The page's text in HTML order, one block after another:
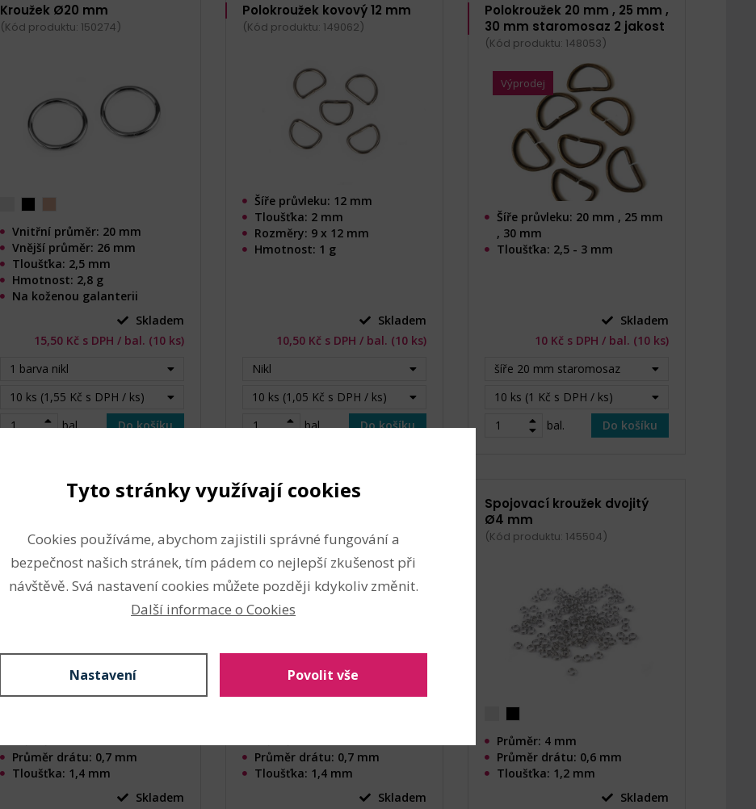
Kroužek Ø20 mm
(Kód produktu: 150274)
Vnitřní průměr: 20 mm
Vnější průměr: 26 mm
Tloušťka: 2,5 mm
Hmotnost: 2,8 g
Na koženou galanterii
Skladem
15,50 Kč s DPH / bal. (10 ks)
1 barva nikl
10 ks (1,55 Kč s DPH / ks)
bal.
Do košíku
Polokroužek kovový 12 mm
(Kód produktu: 149062)
Šíře průvleku: 12 mm
Tloušťka: 2 mm
Rozměry: 9 x 12 mm
Hmotnost: 1 g
Skladem
10,50 Kč s DPH / bal. (10 ks)
Nikl
10 ks (1,05 Kč s DPH / ks)
bal.
Do košíku
Polokroužek 20 mm , 25 mm ,
30 mm staromosaz 2 jakost
(Kód produktu: 148053)
Výprodej
Šíře průvleku: 20 mm , 25 mm
, 30 mm
Tloušťka: 2,5 - 3 mm
Skladem
10 Kč s DPH / bal. (10 ks)
šíře 20 mm staromosaz
10 ks (1 Kč s DPH / ks)
bal.
Do košíku
Spojovací kroužek dvojitý
(Kód produktu: 145506)
Průměr drátu: 0,7 mm
Tloušťka: 1,4 mm
Skladem
Spojovací kroužek dvojitý
(Kód produktu: 145507)
Průměr drátu: 0,7 mm
Tloušťka: 1,4 mm
Skladem
Spojovací kroužek dvojitý
Ø4 mm
(Kód produktu: 145504)
Průměr: 4 mm
Průměr drátu: 0,6 mm
Tloušťka: 1,2 mm
Skladem
Tyto stránky využívají cookies
Cookies používáme, abychom zajistili správné fungování a
bezpečnost našich stránek, tím pádem co nejlepší zkušenost při
návštěvě. Svá nastavení cookies můžete později kdykoliv změnit.
Další informace o Cookies
Nastavení Povolit vše